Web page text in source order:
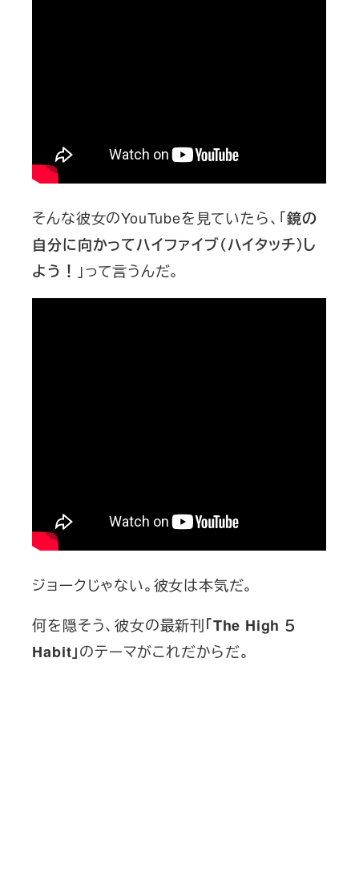
そんな彼女のYouTubeを見ていたら、「鏡の
自分に向かってハイファイブ（ハイタッチ）し
よう！ 」って言うんだ。
ジョークじゃない。彼女は本気だ。
何を隠そう、彼女の最新刊「The High ５
Habit」のテーマがこれだからだ。